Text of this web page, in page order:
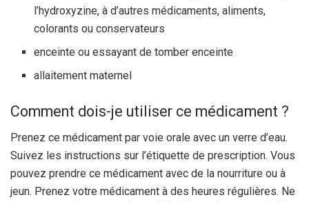
l’hydroxyzine, à d’autres médicaments, aliments,
colorants ou conservateurs
enceinte ou essayant de tomber enceinte
allaitement maternel
Comment dois-je utiliser ce médicament ?
Prenez ce médicament par voie orale avec un verre d’eau.
Suivez les instructions sur l’étiquette de prescription. Vous
pouvez prendre ce médicament avec de la nourriture ou à
jeun. Prenez votre médicament à des heures régulières. Ne